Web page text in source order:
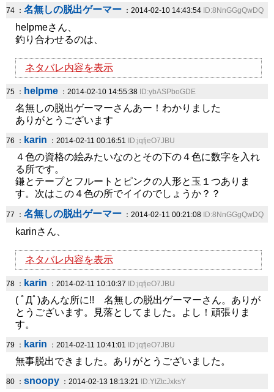
74 ： 名無しの脱出ゲーマー ：2014-02-10 14:43:54 ID:8NnGGgQwDQ
helpmeさん、
釣り合わせるのは、
ネタバレ内容を表示
75 ： helpme ：2014-02-10 14:55:38 ID:ybASPboGDE
名無しの脱出ゲーマーさんあー！わかりました
ありがとうございます
76 ： karin ：2014-02-11 00:16:51 ID:jqfjeO7JBU
４色の資格の絵みたいなのとその下の４色に数字を入れ
る所です。
鎌とテープとフルートとピンクの人形と玉１つありま
す。次はこの４色の所でイイのでしょうか？？
77 ： 名無しの脱出ゲーマー ：2014-02-11 00:21:08 ID:8NnGGgQwDQ
karinさん、
ネタバレ内容を表示
78 ： karin ：2014-02-11 10:10:37 ID:jqfjeO7JBU
( ﾟДﾟ)あんな所に!! 名無しの脱出ゲーマーさん。ありが
とうございます。見落としてました。よし！頑張りま
す。
79 ： karin ：2014-02-11 10:41:01 ID:jqfjeO7JBU
無事脱出できました。ありがとうございました。
80 ： snoopy ：2014-02-13 18:13:21 ID:YtZtcJxksY